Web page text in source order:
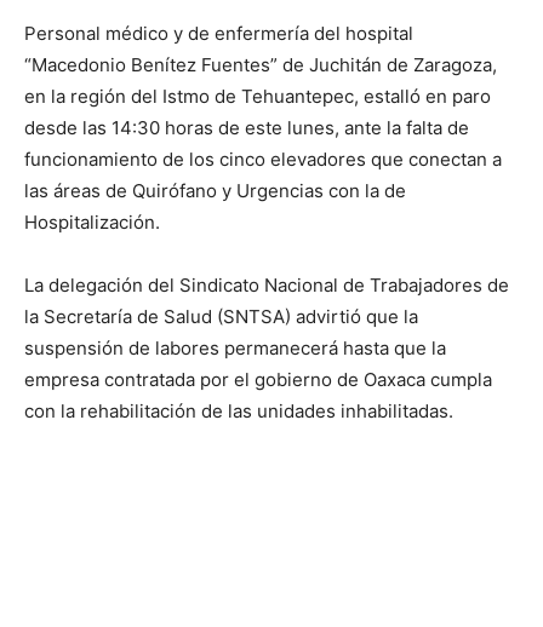
Personal médico y de enfermería del hospital
“Macedonio Benítez Fuentes” de Juchitán de Zaragoza,
en la región del Istmo de Tehuantepec, estalló en paro
desde las 14:30 horas de este lunes, ante la falta de
funcionamiento de los cinco elevadores que conectan a
las áreas de Quirófano y Urgencias con la de
Hospitalización.
La delegación del Sindicato Nacional de Trabajadores de
la Secretaría de Salud (SNTSA) advirtió que la
suspensión de labores permanecerá hasta que la
empresa contratada por el gobierno de Oaxaca cumpla
con la rehabilitación de las unidades inhabilitadas.